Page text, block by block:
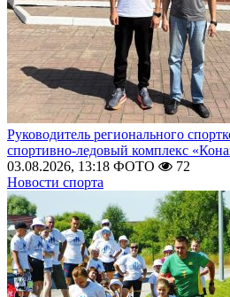
Руководитель регионального
спортивно-ледовый комплекс
03.08.2026, 13:18 ФОТО
72
Новости спорта